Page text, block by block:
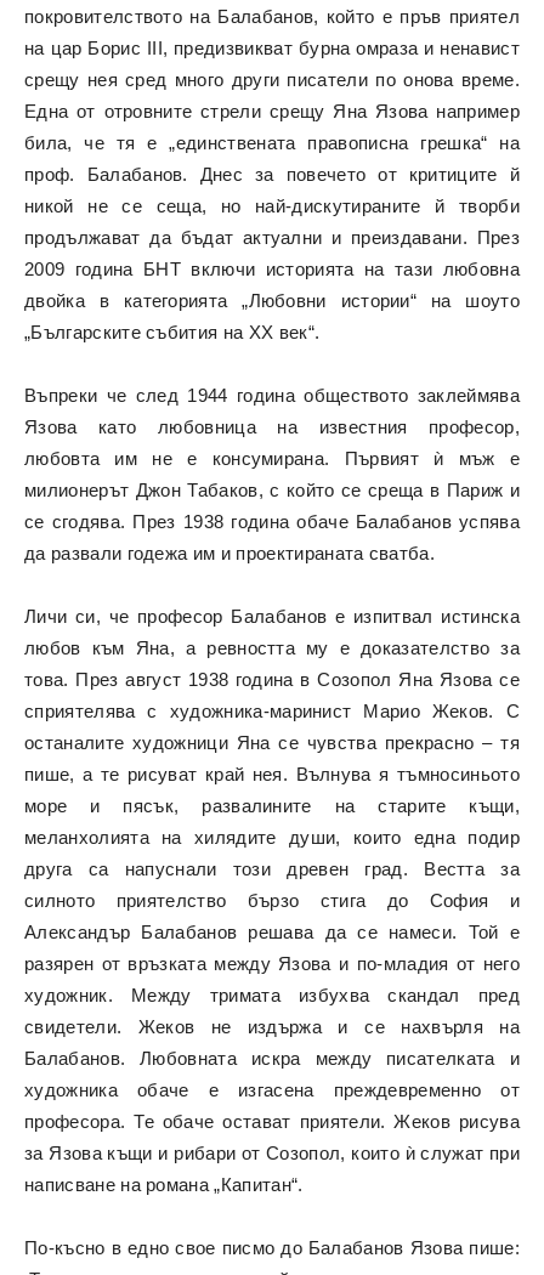
покровителството на Балабанов, който е пръв приятел
на цар Борис III, предизвикват бурна омраза и ненавист
срещу нея сред много други писатели по онова време.
Една от отровните стрели срещу Яна Язова например
била, че тя е „единствената правописна грешка“ на
проф. Балабанов. Днес за повечето от критиците й
никой не се сеща, но най-дискутираните й творби
продължават да бъдат актуални и преиздавани. През
2009 година БНТ включи историята на тази любовна
двойка в категорията „Любовни истории“ на шоуто
„Българските събития на XX век“.
Въпреки че след 1944 година обществото заклеймява
Язова като любовница на известния професор,
любовта им не е консумирана. Първият ѝ мъж е
милионерът Джон Табаков, с който се среща в Париж и
се сгодява. През 1938 година обаче Балабанов успява
да развали годежа им и проектираната сватба.
Личи си, че професор Балабанов е изпитвал истинска
любов към Яна, а ревността му е доказателство за
това. През август 1938 година в Созопол Яна Язова се
сприятелява с художника-маринист Марио Жеков. С
останалите художници Яна се чувства прекрасно – тя
пише, а те рисуват край нея. Вълнува я тъмносиньото
море и пясък, развалините на старите къщи,
меланхолията на хилядите души, които една подир
друга са напуснали този древен град. Вестта за
силното приятелство бързо стига до София и
Александър Балабанов решава да се намеси. Той е
разярен от връзката между Язова и по-младия от него
художник. Между тримата избухва скандал пред
свидетели. Жеков не издържа и се нахвърля на
Балабанов. Любовната искра между писателката и
художника обаче е изгасена преждевременно от
професора. Те обаче остават приятели. Жеков рисува
за Язова къщи и рибари от Созопол, които ѝ служат при
написване на романа „Капитан“.
По-късно в едно свое писмо до Балабанов Язова пише: